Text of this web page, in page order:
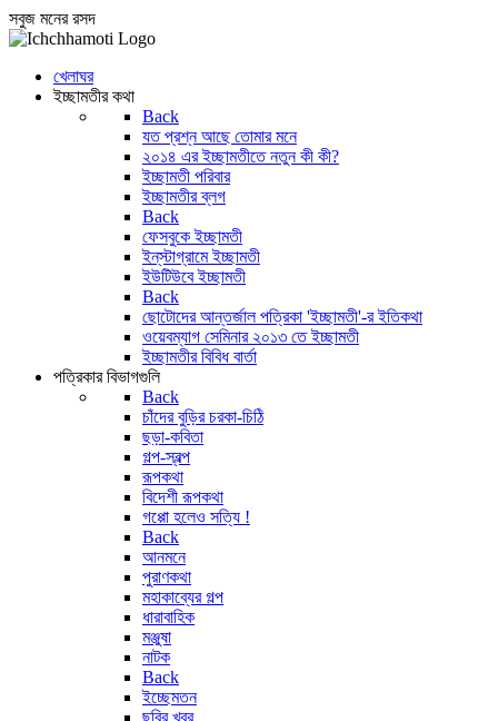
সবুজ মনের রসদ
খেলাঘর
ইচ্ছামতীর কথা
Back
যত প্রশ্ন আছে তোমার মনে
২০১৪ এর ইচ্ছামতীতে নতুন কী কী?
ইচ্ছামতী পরিবার
ইচ্ছামতীর ব্লগ
Back
ফেসবুকে ইচ্ছামতী
ইন্‌স্টাগ্রামে ইচ্ছামতী
ইউটিউবে ইচ্ছামতী
Back
ছোটোদের আন্তর্জাল পত্রিকা 'ইচ্ছামতী'-র ইতিকথা
ওয়েবম্যাগ সেমিনার ২০১৩ তে ইচ্ছামতী
ইচ্ছামতীর বিবিধ বার্তা
পত্রিকার বিভাগগুলি
Back
চাঁদের বুড়ির চরকা-চিঠি
ছড়া-কবিতা
গল্প-স্বল্প
রূপকথা
বিদেশী রূপকথা
গপ্পো হলেও সত্যি !
Back
আনমনে
পুরাণকথা
মহাকাব্যের গল্প
ধারাবাহিক
মঞ্জুষা
নাটক
Back
ইচ্ছেমতন
ছবির খবর